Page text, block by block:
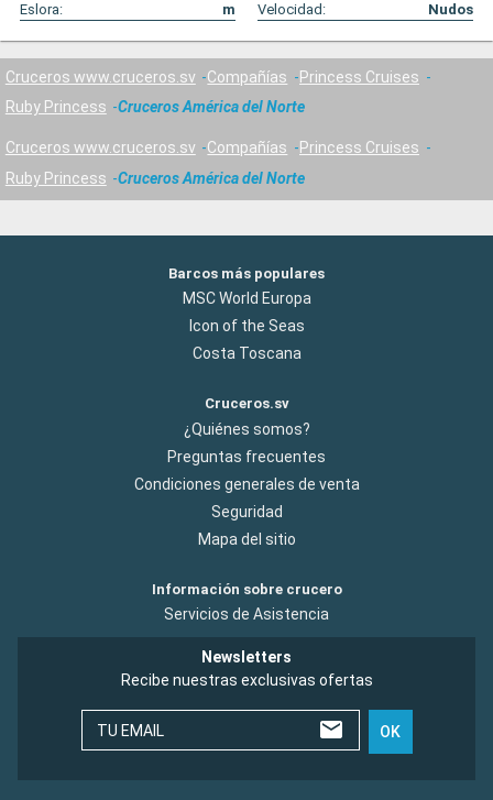
Eslora:
m Velocidad: Nudos
Cruceros www.cruceros.sv Compañías
Princess Cruises
Ruby Princess
Cruceros América del Norte
Cruceros www.cruceros.sv Compañías
Princess Cruises
Ruby Princess
Cruceros América del Norte
Barcos más populares
MSC World Europa
Icon of the Seas
Costa Toscana
Cruceros.sv
¿Quiénes somos?
Preguntas frecuentes
Condiciones generales de venta
Seguridad
Mapa del sitio
Información sobre crucero
Servicios de Asistencia
Newsletters
Recibe nuestras exclusivas ofertas
TU EMAIL OK